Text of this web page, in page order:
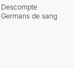
Descompte
Germans de sang